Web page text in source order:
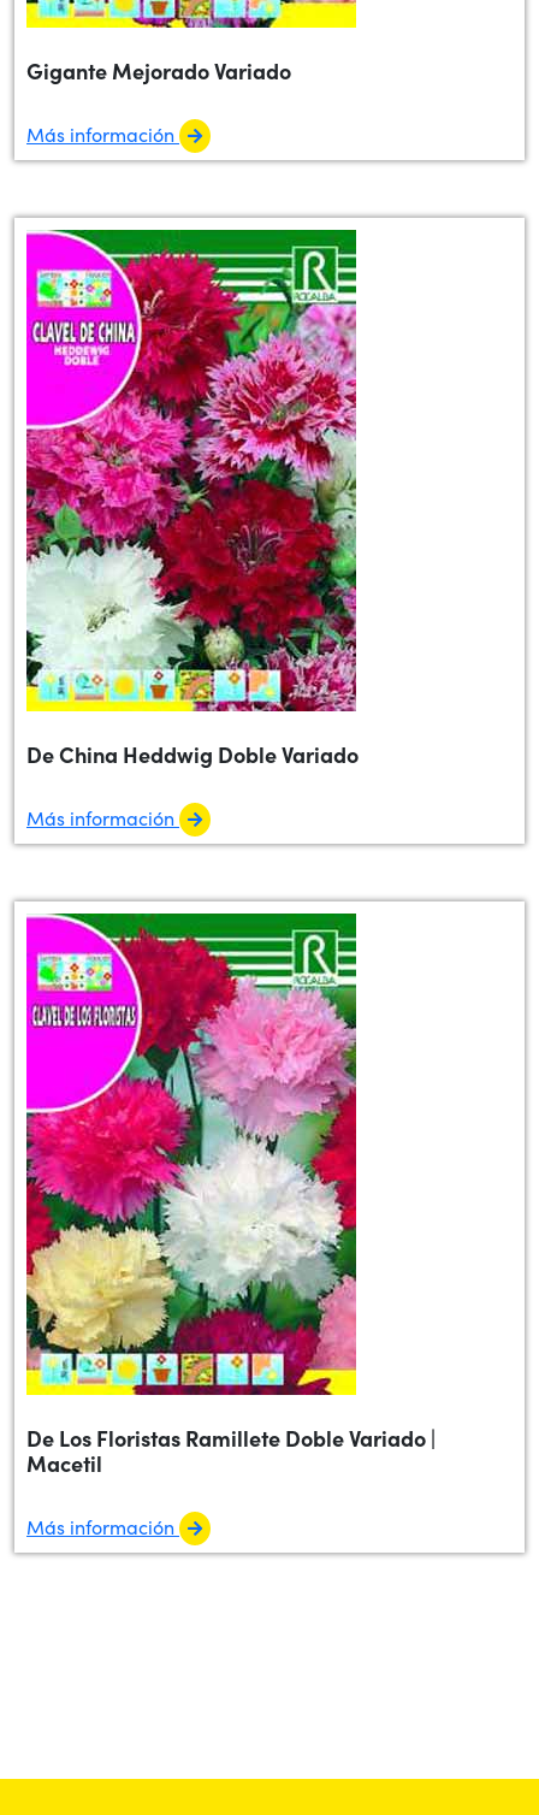
Gigante Mejorado Variado
Más información
De China Heddwig Doble Variado
Más información
De Los Floristas Ramillete Doble Variado |
Macetil
Más información